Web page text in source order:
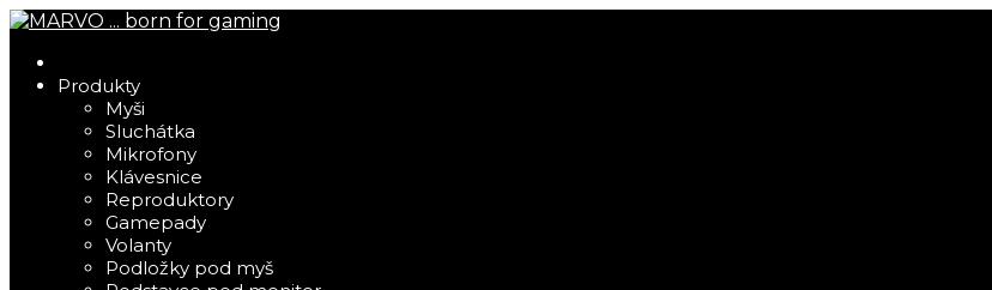
Produkty
Myši
Sluchátka
Mikrofony
Klávesnice
Reproduktory
Gamepady
Volanty
Podložky pod myš